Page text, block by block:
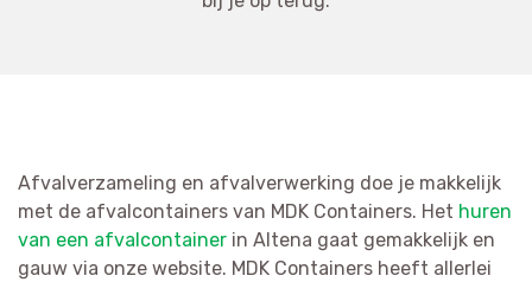
Afvalverzameling en afvalverwerking doe je makkelijk
met de afvalcontainers van MDK Containers. Het huren
van een afvalcontainer in Altena gaat gemakkelijk en
gauw via onze website. MDK Containers heeft allerlei